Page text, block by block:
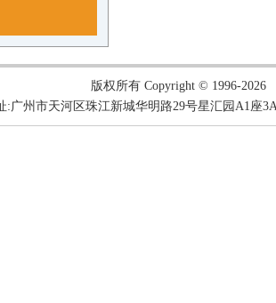
版权所有 Copyright © 1996-2026
:广州市天河区珠江新城华明路29号星汇园A1座